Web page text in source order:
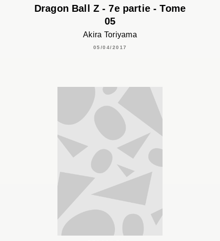
Dragon Ball Z - 7e partie - Tome
05
Akira Toriyama
05/04/2017